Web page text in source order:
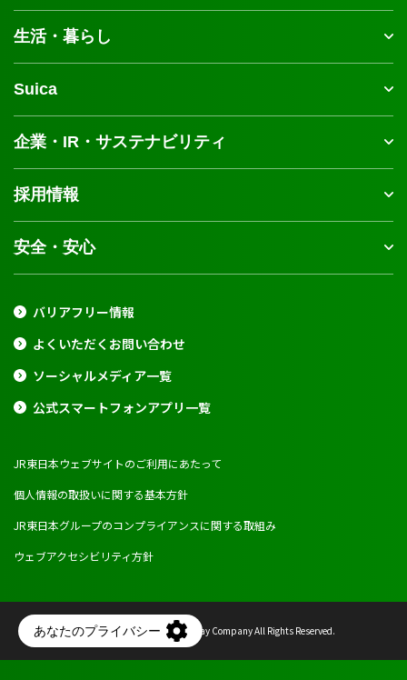
生活・暮らし
Suica
企業・IR・サステナビリティ
採用情報
安全・安心
バリアフリー情報
よくいただくお問い合わせ
ソーシャルメディア一覧
公式スマートフォンアプリ一覧
JR東日本ウェブサイトのご利用にあたって
個人情報の取扱いに関する基本方針
JR東日本グループのコンプライアンスに関する取組み
ウェブアクセシビリティ方針
Copyright © East Japan Railway Company All Rights Reserved.